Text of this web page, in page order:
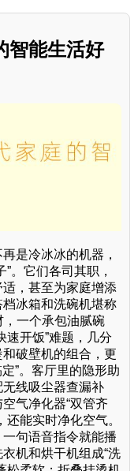
智能生活好
是冷冰冰的机器，
。它们各司其职，
，甚至为家庭增添
冰箱和洗碗机堪称
，一个承包油腻碗
速开饭”难题，几分
破壁机的组合，更
”。客厅里的隐形助
线吸尘器查漏补
气净化器“双管齐
能实时净化空气。
句语音指令就能播
机和烘干机组成“洗